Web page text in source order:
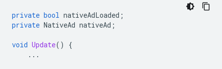
private bool nativeAdLoaded ;
private NativeAd nativeAd ;
void Update()
{
...